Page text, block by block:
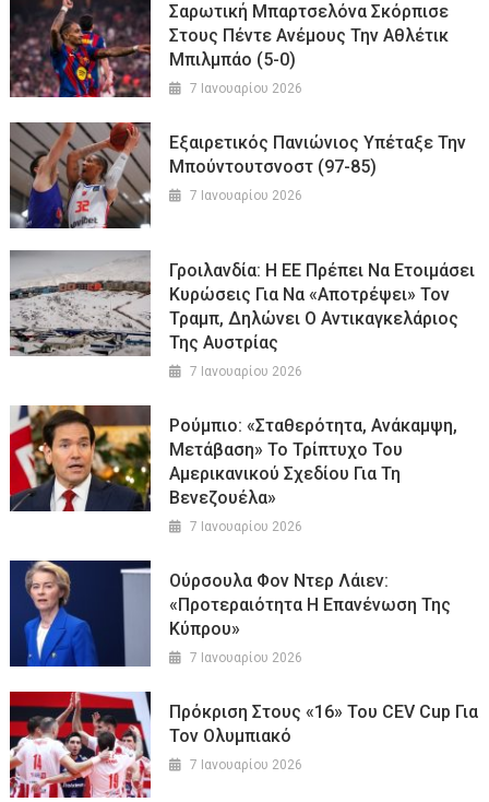
Σαρωτική Μπαρτσελόνα Σκόρπισε
Στους Πέντε Ανέμους Την Αθλέτικ
Μπιλμπάο (5-0)
7 Ιανουαρίου 2026
Εξαιρετικός Πανιώνιος Υπέταξε Την
Μπούντουτσνοστ (97-85)
7 Ιανουαρίου 2026
Γροιλανδία: Η ΕΕ Πρέπει Να Ετοιμάσει
Κυρώσεις Για Να «αποτρέψει» Τον
Τραμπ, Δηλώνει Ο Αντικαγκελάριος
Της Αυστρίας
7 Ιανουαρίου 2026
Ρούμπιο: «Σταθερότητα, Ανάκαμψη,
Μετάβαση» Το Τρίπτυχο Του
Αμερικανικού Σχεδίου Για Τη
Βενεζουέλα»
7 Ιανουαρίου 2026
Ούρσουλα Φον Ντερ Λάιεν:
«Προτεραιότητα Η Επανένωση Της
Κύπρου»
7 Ιανουαρίου 2026
Πρόκριση Στους «16» Του CEV Cup Για
Τον Ολυμπιακό
7 Ιανουαρίου 2026